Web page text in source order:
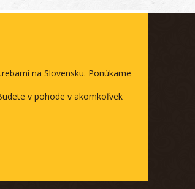
na Slovensku. Ponúkame
v pohode v akomkoľvek